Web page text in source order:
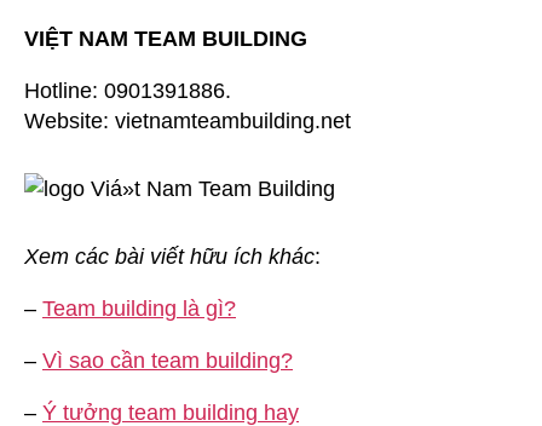
VIỆT NAM TEAM BUILDING
Hotline: 0901391886.
Website: vietnamteambuilding.net
Xem các bài viết hữu ích khác:
– Team building là gì?
– Vì sao cần team building?
– Ý tưởng team building hay